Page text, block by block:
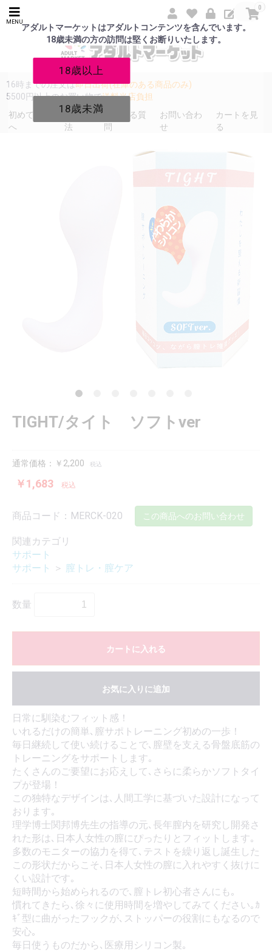
アダルトマーケットはアダルトコンテンツを含んでいます。
18歳未満の方の訪問は堅くお断りいたします。
18歳以上
18歳未満
MENU
0
16時までの注文は即日出荷(在庫のある商品のみ)
5500円以上のお買い物で送料当店負担
初めての方
へ
発送方
法
よくある質
問
お問い合わ
せ
カートを見
る
TIGHT/タイト ソフトver
通常価格：￥2,200 税込
￥1,683 税込
商品コード：MERCK-020 この商品へのお問い合わせ
関連カテゴリ
サポート
サポート
＞ 膣トレ・膣ケア
数量
カートに入れる
お気に入りに追加
日常に馴染むフィット感！
いれるだけの簡単､膣サポトレーニング初めの一歩！
毎日継続して使い続けることで､膣壁を支える骨盤底筋の
トレーニングをサポートします｡
たくさんのご要望にお応えして､さらに柔らかソフトタイ
プが登場！
この独特なデザインは､人間工学に基づいた設計になって
おります｡
理学博士関邦博先生の指導の元､長年膣内を研究し開発さ
れた形は､日本人女性の膣にぴったりとフィットします｡
多数のモニターの協力を得て､テストを繰り返し誕生した
この形状だからこそ､日本人女性の膣に入れやすく抜けに
くい設計です｡
短時間から始められるので､膣トレ初心者さんにも｡
慣れてきたら､徐々に使用時間を増やしてみてください｡ｶ
ｷﾞ型に曲がったフックが､ストッパーの役割にもなるので
安心｡
毎日使うものだから､医療用シリコン製｡